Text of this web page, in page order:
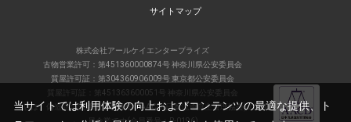
サイトマップ
株式会社アールケイエンタープライズ
古物営業許可：第451360000874号 神奈川県公安委員会
質屋許可証：第304360906009号 東京都公安委員会
質屋許可証：第451363600051号 神奈川県公安委員会
当店は、偽造品の流通防止を目指すAACD(日本流通自主管理協会)の正会
当サイトでは利用体験の向上およびコンテンツの最適な提供、ト